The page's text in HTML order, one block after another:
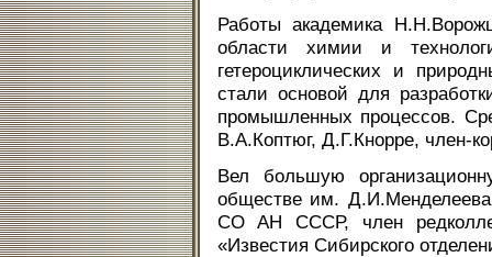
Работы академика
области химии и
гетероциклических и
стали основой для
промышленных процессов.
В.А.Коптюг, Д.Г.Кнорре, член-
Вел большую
обществе им. Д.И.Менделеева,
СО АН СССР, член
«Известия Сибирского